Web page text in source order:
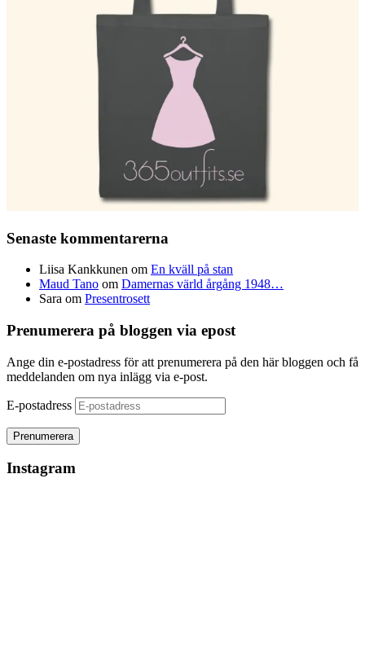
Senaste kommentarerna
Liisa Kankkunen om En kväll på stan
Maud Tano om Damernas värld årgång 1948…
Sara om Presentrosett
Prenumerera på bloggen via epost
Ange din e-postadress för att prenumerera på den här bloggen och få
meddelanden om nya inlägg via e-post.
E-postadress
Instagram